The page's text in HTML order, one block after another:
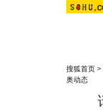
搜狐首页 >
奥动态